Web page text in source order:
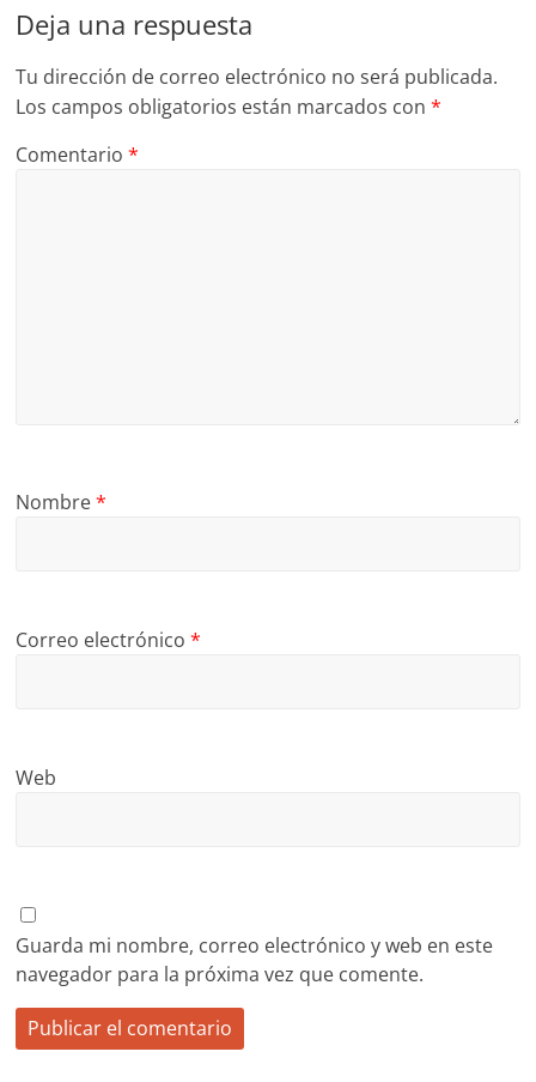
Deja una respuesta
Tu dirección de correo electrónico no será publicada.
Los campos obligatorios están marcados con*
Comentario*
Nombre*
Correo electrónico*
Web
Guarda mi nombre, correo electrónico y web en este
navegador para la próxima vez que comente.